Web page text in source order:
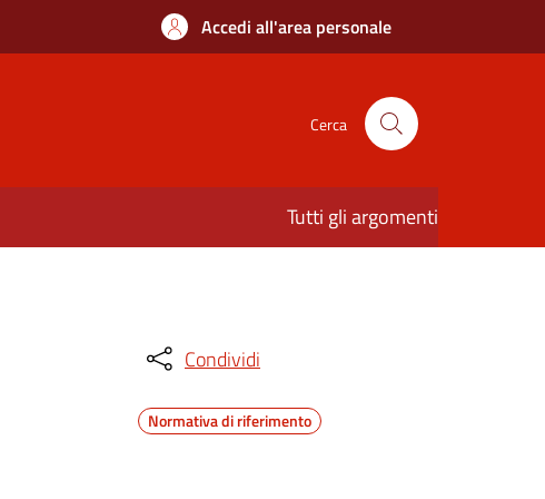
Accedi all'area personale
Cerca
Tutti gli argomenti
Condividi
Normativa di riferimento